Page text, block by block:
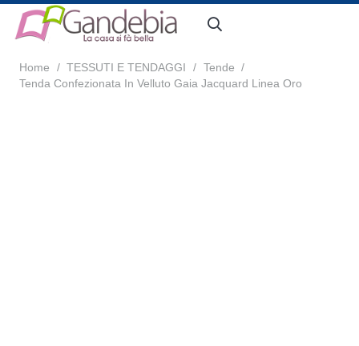
Home / TESSUTI E TENDAGGI / Tende /
Tenda Confezionata In Velluto Gaia Jacquard Linea Oro